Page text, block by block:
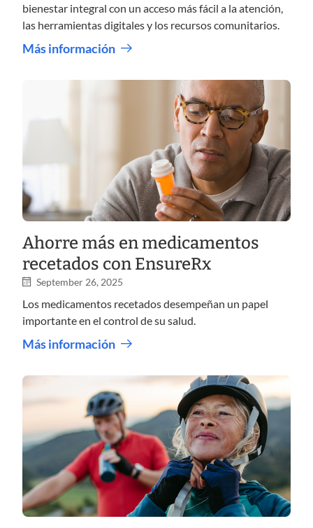
bienestar integral con un acceso más fácil a la atención,
las herramientas digitales y los recursos comunitarios.
Más información
Ahorre más en medicamentos
recetados con EnsureRx
September 26, 2025
Los medicamentos recetados desempeñan un papel
importante en el control de su salud.
Más información